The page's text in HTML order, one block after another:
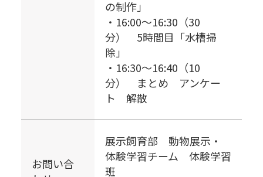
の制作」
・16:00～16:30（30
分） 5時間目「水槽掃
除」
・16:30～16:40（10
分） まとめ アンケー
ト 解散
お問い合
展示飼育部 動物展示・
体験学習チーム 体験学習
班